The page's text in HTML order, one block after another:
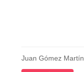
Juan Gómez Martín